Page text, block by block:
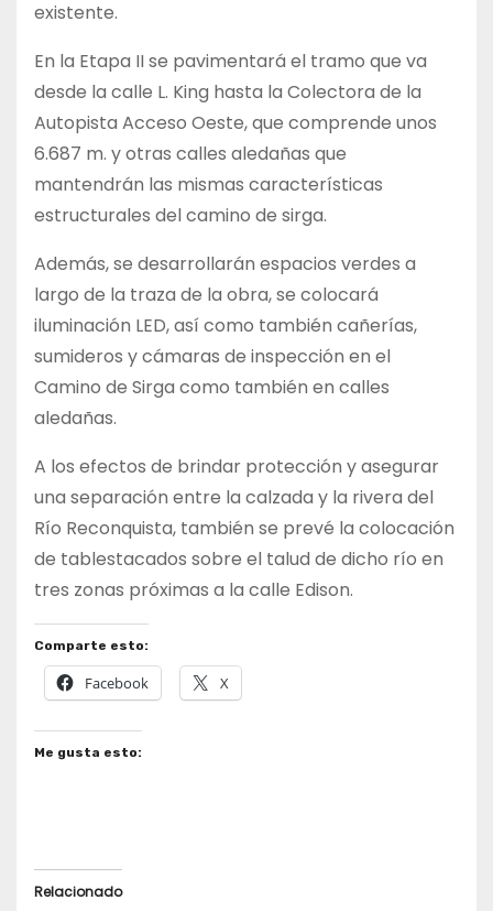
existente.
En la Etapa II se pavimentará el tramo que va
desde la calle L. King hasta la Colectora de la
Autopista Acceso Oeste, que comprende unos
6.687 m. y otras calles aledañas que
mantendrán las mismas características
estructurales del camino de sirga.
Además, se desarrollarán espacios verdes a
largo de la traza de la obra, se colocará
iluminación LED, así como también cañerías,
sumideros y cámaras de inspección en el
Camino de Sirga como también en calles
aledañas.
A los efectos de brindar protección y asegurar
una separación entre la calzada y la rivera del
Río Reconquista, también se prevé la colocación
de tablestacados sobre el talud de dicho río en
tres zonas próximas a la calle Edison.
Comparte esto:
Facebook X
Me gusta esto:
Relacionado